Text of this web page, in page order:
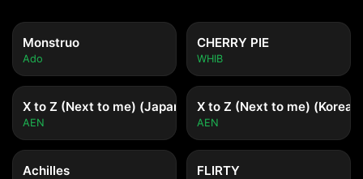
Monstruo
Ado
CHERRY PIE
WHIB
X to Z (Next to me) (Japanese ver.)
AEN
X to Z (Next to me) (Korean
AEN
Achilles FLIRTY